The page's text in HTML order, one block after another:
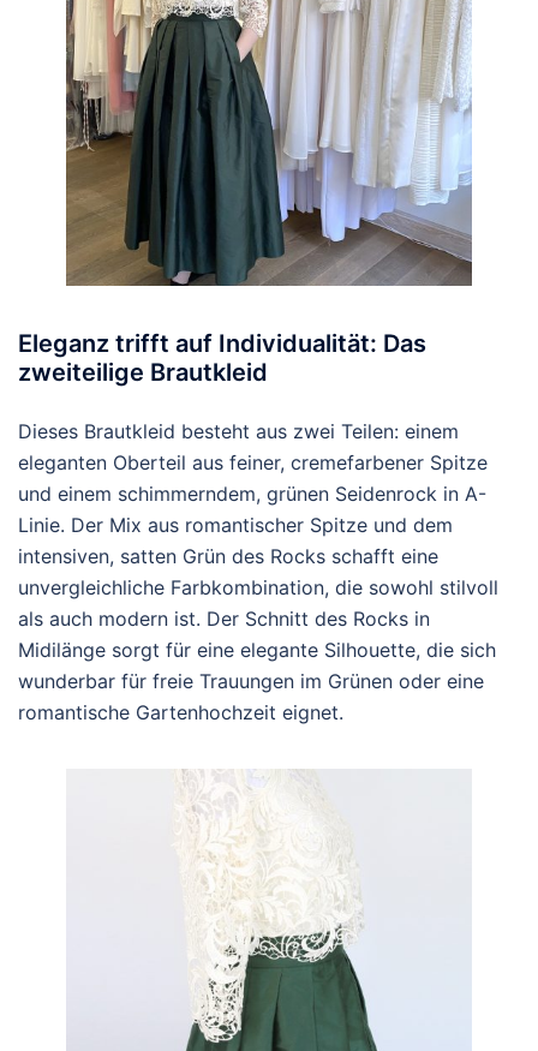
Eleganz trifft auf Individualität: Das
zweiteilige Brautkleid
Dieses Brautkleid besteht aus zwei Teilen: einem
eleganten Oberteil aus feiner, cremefarbener Spitze
und einem schimmerndem, grünen Seidenrock in A-
Linie. Der Mix aus romantischer Spitze und dem
intensiven, satten Grün des Rocks schafft eine
unvergleichliche Farbkombination, die sowohl stilvoll
als auch modern ist. Der Schnitt des Rocks in
Midilänge sorgt für eine elegante Silhouette, die sich
wunderbar für freie Trauungen im Grünen oder eine
romantische Gartenhochzeit eignet.